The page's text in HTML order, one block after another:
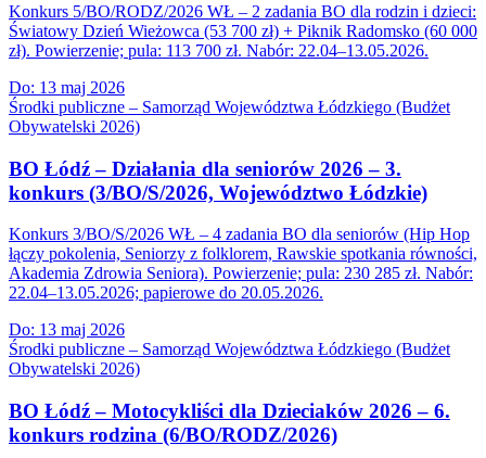
Konkurs 5/BO/RODZ/2026 WŁ – 2 zadania BO dla rodzin i dzieci:
Światowy Dzień Wieżowca (53 700 zł) + Piknik Radomsko (60 000
zł). Powierzenie; pula: 113 700 zł. Nabór: 22.04–13.05.2026.
Do: 13 maj 2026
Środki publiczne – Samorząd Województwa Łódzkiego (Budżet
Obywatelski 2026)
BO Łódź – Działania dla seniorów 2026 – 3.
konkurs (3/BO/S/2026, Województwo Łódzkie)
Konkurs 3/BO/S/2026 WŁ – 4 zadania BO dla seniorów (Hip Hop
łączy pokolenia, Seniorzy z folklorem, Rawskie spotkania równości,
Akademia Zdrowia Seniora). Powierzenie; pula: 230 285 zł. Nabór:
22.04–13.05.2026; papierowe do 20.05.2026.
Do: 13 maj 2026
Środki publiczne – Samorząd Województwa Łódzkiego (Budżet
Obywatelski 2026)
BO Łódź – Motocykliści dla Dzieciaków 2026 – 6.
konkurs rodzina (6/BO/RODZ/2026)